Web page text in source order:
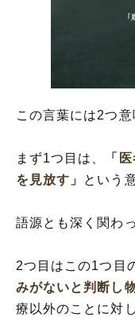
「匙を投げ
この言葉には2つ意
まず1つ目は、
「
を見放す」 という
語源とも深く関わ
2つ目はこの1つ目
みがないと判断し
療以外のことに対